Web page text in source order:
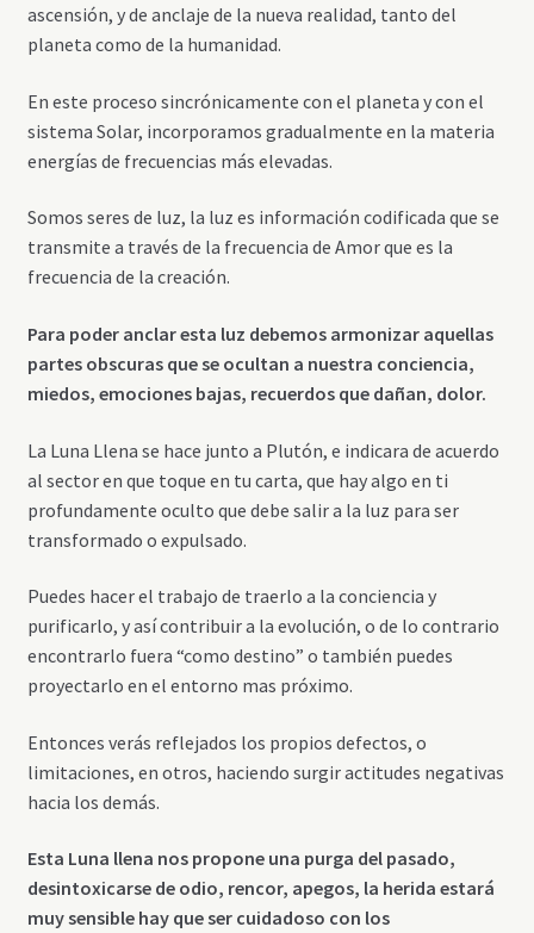
ascensión, y de anclaje de la nueva realidad, tanto del
planeta como de la humanidad.
En este proceso sincrónicamente con el planeta y con el
sistema Solar, incorporamos gradualmente en la materia
energías de frecuencias más elevadas.
Somos seres de luz, la luz es información codificada que se
transmite a través de la frecuencia de Amor que es la
frecuencia de la creación.
Para poder anclar esta luz debemos armonizar aquellas
partes obscuras que se ocultan a nuestra conciencia,
miedos, emociones bajas, recuerdos que dañan, dolor.
La Luna Llena se hace junto a Plutón, e indicara de acuerdo
al sector en que toque en tu carta, que hay algo en ti
profundamente oculto que debe salir a la luz para ser
transformado o expulsado.
Puedes hacer el trabajo de traerlo a la conciencia y
purificarlo, y así contribuir a la evolución, o de lo contrario
encontrarlo fuera “como destino” o también puedes
proyectarlo en el entorno mas próximo.
Entonces verás reflejados los propios defectos, o
limitaciones, en otros, haciendo surgir actitudes negativas
hacia los demás.
Esta Luna llena nos propone una purga del pasado,
desintoxicarse de odio, rencor, apegos, la herida estará
muy sensible hay que ser cuidadoso con los